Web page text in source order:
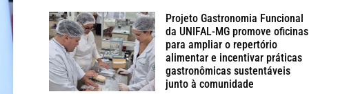
Projeto Gastronomia Funcional
da UNIFAL-MG promove oficinas
para ampliar o repertório
alimentar e incentivar práticas
gastronômicas sustentáveis
junto à comunidade